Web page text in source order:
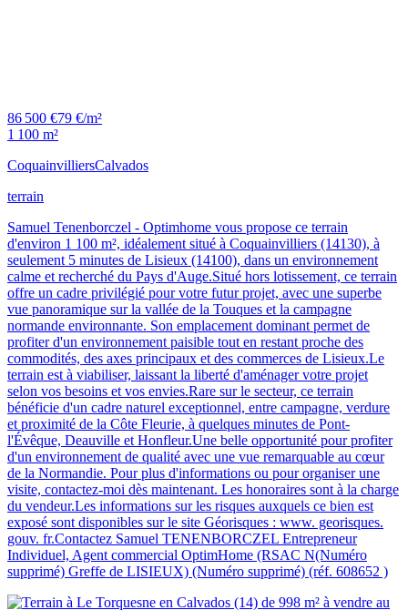
86 500 €79 €/m²
1 100 m²
CoquainvilliersCalvados
terrain
Samuel Tenenborczel - Optimhome vous propose ce terrain
d'environ 1 100 m², idéalement situé à Coquainvilliers (14130), à
seulement 5 minutes de Lisieux (14100), dans un environnement
calme et recherché du Pays d'Auge.Situé hors lotissement, ce terrain
offre un cadre privilégié pour votre futur projet, avec une superbe
vue panoramique sur la vallée de la Touques et la campagne
normande environnante. Son emplacement dominant permet de
profiter d'un environnement paisible tout en restant proche des
commodités, des axes principaux et des commerces de Lisieux.Le
terrain est à viabiliser, laissant la liberté d'aménager votre projet
selon vos besoins et vos envies.Rare sur le secteur, ce terrain
bénéficie d'un cadre naturel exceptionnel, entre campagne, verdure
et proximité de la Côte Fleurie, à quelques minutes de Pont-
l'Évêque, Deauville et Honfleur.Une belle opportunité pour profiter
d'un environnement de qualité avec une vue remarquable au cœur
de la Normandie. Pour plus d'informations ou pour organiser une
visite, contactez-moi dès maintenant. Les honoraires sont à la charge
du vendeur.Les informations sur les risques auxquels ce bien est
exposé sont disponibles sur le site Géorisques : www. georisques.
gouv. fr.Contactez Samuel TENENBORCZEL Entrepreneur
Individuel, Agent commercial OptimHome (RSAC N(Numéro
supprimé) Greffe de LISIEUX) (Numéro supprimé) (réf. 608652 )